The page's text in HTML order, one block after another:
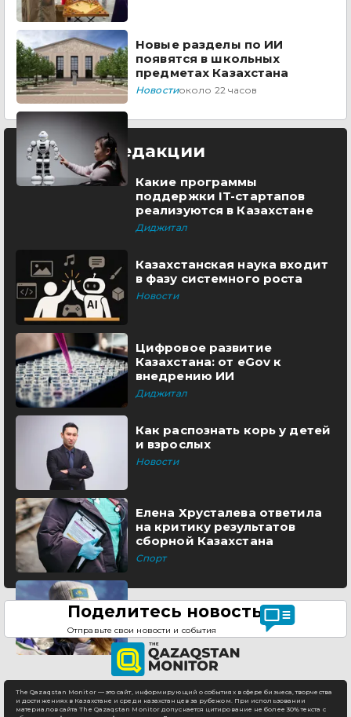
Новые разделы по ИИ
появятся в школьных
предметах Казахстана
Новостиоколо 22 часов
Выбор редакции
Какие программы
поддержки IT-стартапов
реализуются в Казахстане
Диджитал
Казахстанская наука входит
в фазу системного роста
Новости
Цифровое развитие
Казахстана: от eGov к
внедрению ИИ
Диджитал
Как распознать корь у детей
и взрослых
Новости
Елена Хрусталева ответила
на критику результатов
сборной Казахстана
Спорт
Поделитесь новостью
Отправьте свои новости и события
The Qazaqstan Monitor — это сайт, информирующий о событиях в сфере бизнеса, творчества
и достижениях в Казахстане и среди казахстанцев за рубежом. При использовании
материалов сайта The Qazaqstan Monitor допускается цитирование не более 30% текста с